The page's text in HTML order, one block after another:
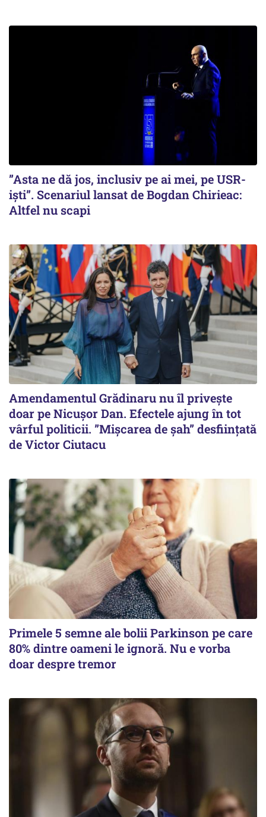
”Asta ne dă jos, inclusiv pe ai mei, pe USR-
iști”. Scenariul lansat de Bogdan Chirieac:
Altfel nu scapi
Amendamentul Grădinaru nu îl privește
doar pe Nicușor Dan. Efectele ajung în tot
vârful politicii. ”Mișcarea de șah” desființată
de Victor Ciutacu
Primele 5 semne ale bolii Parkinson pe care
80% dintre oameni le ignoră. Nu e vorba
doar despre tremor